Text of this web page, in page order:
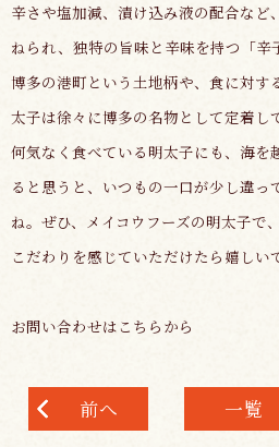
辛さや塩加減、漬け込み液の配合など
ねられ、独特の旨味と辛味を持つ「辛
博多の港町という土地柄や、食に対す
太子は徐々に博多の名物として定着し
何気なく食べている明太子にも、海を
ると思うと、いつもの一口が少し違っ
ね。ぜひ、メイコウフーズの明太子で
こだわりを感じていただけたら嬉しい
お問い合わせはこちらから
前へ 一覧